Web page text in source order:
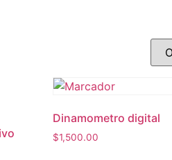
Dinamometro digital
$1,500.00